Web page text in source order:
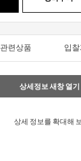
관련상품 입
상세정보 새창 열기
상세 정보를 확대해